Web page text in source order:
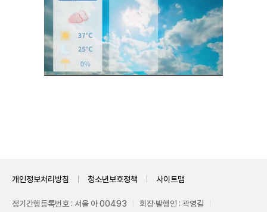
개인정보처리방침 청소년보호정책 사이트맵
정기간행등록번호 : 서울 아 00493 회장·발행인 : 곽영길